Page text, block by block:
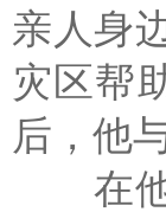
亲人身
灾区帮
后，他
在他